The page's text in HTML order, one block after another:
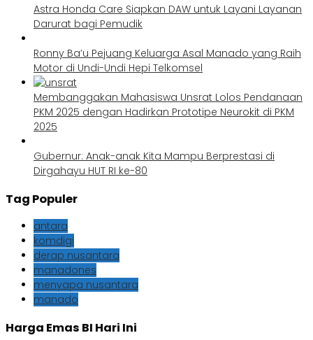
Astra Honda Care Siapkan DAW untuk Layani Layanan
Darurat bagi Pemudik
Ronny Ba’u Pejuang Keluarga Asal Manado yang Raih
Motor di Undi-Undi Hepi Telkomsel
Membanggakan Mahasiswa Unsrat Lolos Pendanaan
PKM 2025 dengan Hadirkan Prototipe Neurokit di PKM
2025
Gubernur: Anak-anak Kita Mampu Berprestasi di
Dirgahayu HUT RI ke-80
Tag Populer
antara
komdigi
derap nusantara
manadones
menyapa nusantara
manado
Harga Emas BI Hari Ini